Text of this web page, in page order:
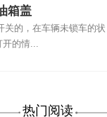
箱盖
关的，在车辆未锁车的状
开的情...
热门阅读